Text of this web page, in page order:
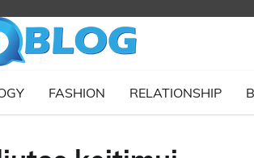
FASHION RELATIONSHIP